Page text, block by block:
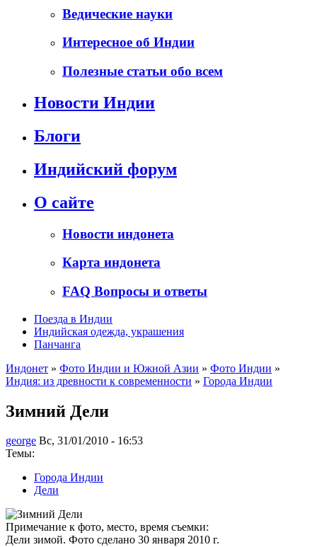
Ведические науки
Интересное об Индии
Полезные статьи обо всем
Новости Индии
Блоги
Индийский форум
О сайте
Новости индонета
Карта индонета
FAQ Вопросы и ответы
Поезда в Индии
Индийская одежда, украшения
Панчанга
Индонет » Фото Индии и Южной Азии » Фото Индии »
Индия: из древности к современности » Города Индии
Зимний Дели
george Вс, 31/01/2010 - 16:53
Темы:
Города Индии
Дели
Примечание к фото, место, время съемки:
Дели зимой. Фото сделано 30 января 2010 г.